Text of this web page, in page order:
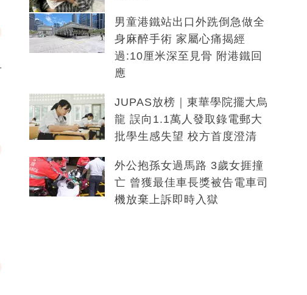
男童港鐵站出口外跣倒急做全
身麻醉手術 家屬心痛揭經
過:10厘米深至見骨 附港鐵回
應
JUPAS放榜｜東華學院擺大烏
龍 誤向1.1萬人發取錄電郵大
批學生感失望 校方首度澄清
外公抱孫女過馬路 3歲女捱撞
亡 曾獲最佳車長獎被告電車司
機放棄上訴即時入獄